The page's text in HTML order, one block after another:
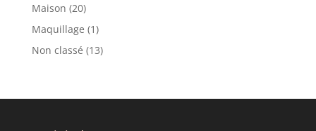
Maison (20)
Maquillage (1)
Non classé (13)